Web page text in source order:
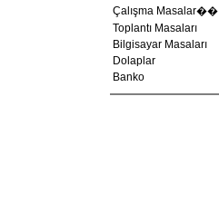
Çalışma Masalar��
Toplantı Masaları
Bilgisayar Masaları
Dolaplar
Banko